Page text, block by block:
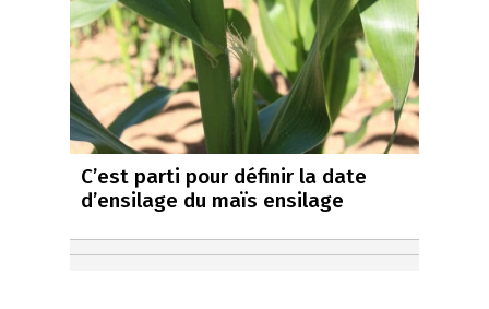
C’est parti pour définir la date
d’ensilage du maïs ensilage